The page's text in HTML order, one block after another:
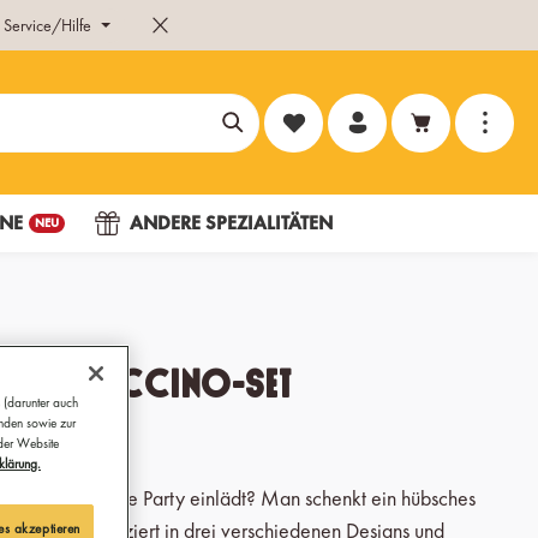
Service/Hilfe
Du hast 0 Produkte auf dem
NEU ANDERE SPEZIALITÄTEN
Cappuccino-Set
zu einer Coffee Party einlädt? Man schenkt ein hübsches
Porzellan verziert in drei verschiedenen Designs und
auch
sowie zur
Website
akzeptieren